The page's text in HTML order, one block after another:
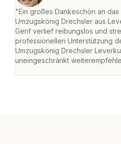
"Ein großes Dankeschön an das
Umzugskönig Drechsler aus
Genf verlief reibungslos und
professionellen Unterstützung
Umzugskönig Drechsler
uneingeschränkt